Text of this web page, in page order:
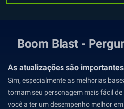
Boom Blast -
As atualizações são
Sim, especialmente as melhorias
tornam seu personagem mais fácil de
você a ter um desempenho melhor